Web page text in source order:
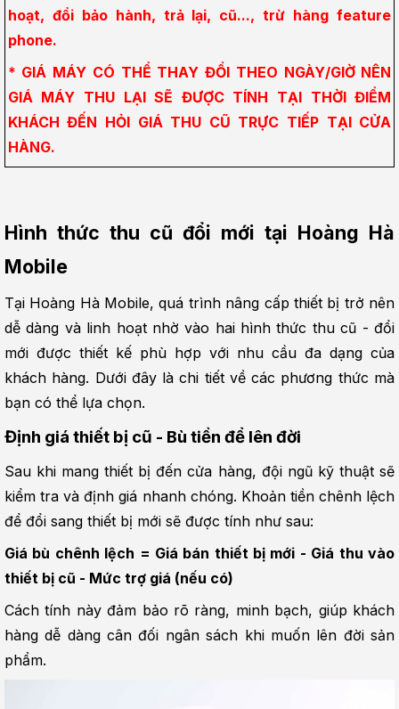
hoạt, đổi bảo hành, trả lại, cũ..., trừ hàng feature
phone.
* GIÁ MÁY CÓ THỂ THAY ĐỔI THEO NGÀY/GIỜ NÊN
GIÁ MÁY THU LẠI SẼ ĐƯỢC TÍNH TẠI THỜI ĐIỂM
KHÁCH ĐẾN HỎI GIÁ THU CŨ TRỰC TIẾP TẠI CỬA
HÀNG.
Hình thức thu cũ đổi mới tại Hoàng Hà
Mobile
Tại Hoàng Hà Mobile, quá trình nâng cấp thiết bị trở nên
dễ dàng và linh hoạt nhờ vào hai hình thức thu cũ - đổi
mới được thiết kế phù hợp với nhu cầu đa dạng của
khách hàng. Dưới đây là chi tiết về các phương thức mà
bạn có thể lựa chọn.
Định giá thiết bị cũ - Bù tiền để lên đời
Sau khi mang thiết bị đến cửa hàng, đội ngũ kỹ thuật sẽ
kiểm tra và định giá nhanh chóng. Khoản tiền chênh lệch
để đổi sang thiết bị mới sẽ được tính như sau:
Giá bù chênh lệch = Giá bán thiết bị mới - Giá thu vào
thiết bị cũ - Mức trợ giá (nếu có)
Cách tính này đảm bảo rõ ràng, minh bạch, giúp khách
hàng dễ dàng cân đối ngân sách khi muốn lên đời sản
phẩm.